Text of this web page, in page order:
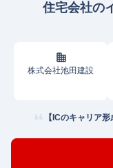
住宅会社の
株式会社池田建設
【ICのキャリア